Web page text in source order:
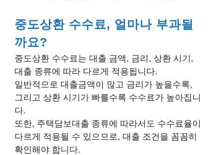
중도상환 수수료, 얼마나 부과될
까요?
중도상환 수수료는 대출 금액, 금리, 상환 시기,
대출 종류에 따라 다르게 적용됩니다.
일반적으로 대출금액이 많고 금리가 높을수록,
그리고 상환 시기가 빠를수록 수수료가 높아집니
다.
또한, 주택담보대출 종류에 따라서도 수수료율이
다르게 적용될 수 있으므로, 대출 조건을 꼼꼼히
확인해야 합니다.